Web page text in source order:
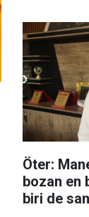
Öter:
bozan en
biri de